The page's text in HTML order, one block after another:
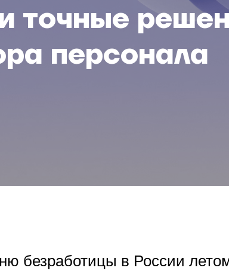
точные
персонала
безработицы в России